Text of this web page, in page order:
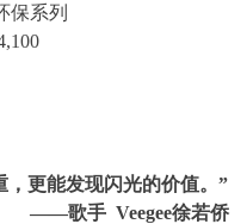
保系列
更能发现闪光的价值。”
——歌手 Veegee徐若侨